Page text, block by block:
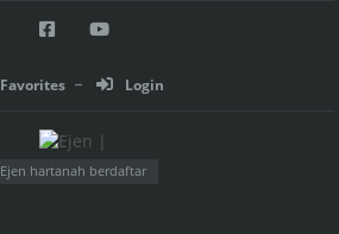
Favorites Login
Ejen hartanah berdaftar